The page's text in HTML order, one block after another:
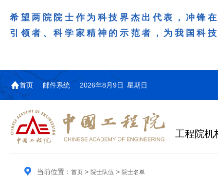
希望两院院士作为科技界杰出代表，冲锋
引领者、科学家精神的示范者，为我国科
首页 邮件系统 2026年8月9日 星期日
工程院机
当前位置： 首页> 院士队伍 > 院士名单